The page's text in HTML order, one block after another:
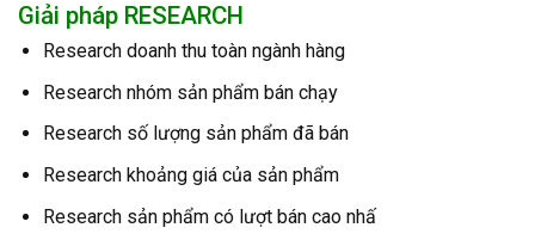
Giải pháp RESEARCH
Research doanh thu toàn ngành hàng
Research nhóm sản phẩm bán chạy
Research số lượng sản phẩm đã bán
Research khoảng giá của sản phẩm
Research sản phẩm có lượt bán cao nhấ